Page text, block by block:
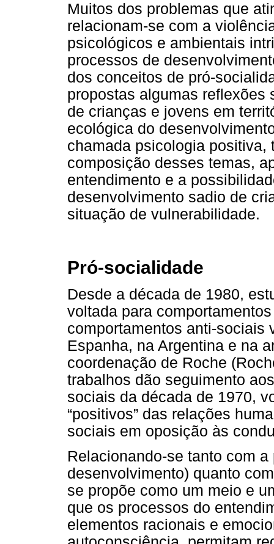
Muitos dos problemas que
relacionam-se com a
psicológicos e ambientais
processos de
dos conceitos de pró-
propostas algumas reflexões
de crianças e jovens em
ecológica do
chamada psicologia positiva,
composição desses temas,
entendimento e a
desenvolvimento sadio de
situação de vulnerabilidade.
Pró-socialidade
Desde a década de 1980,
voltada para
comportamentos anti-sociais
Espanha, na Argentina e na
coordenação de Roche
trabalhos dão seguimento
sociais da década de 1970,
“positivos” das relações
sociais em oposição às
Relacionando-se tanto com
desenvolvimento) quanto
se propõe como um meio e
que os processos do
elementos racionais e